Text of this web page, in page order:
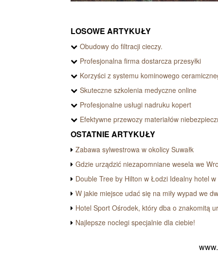
LOSOWE ARTYKUŁY
Obudowy do filtracji cieczy.
Profesjonalna firma dostarcza przesyłki
Korzyści z systemu kominowego
Skuteczne szkolenia medyczne online
Profesjonalne usługi nadruku kopert
Efektywne przewozy materiałów
OSTATNIE ARTYKUŁY
Zabawa sylwestrowa w okolicy Suwałk
Gdzie urządzić niezapomniane wesela we
Double Tree by Hilton w Łodzi Idealny hotel
W jakie miejsce udać się na miły wypad we
Hotel Sport Ośrodek, który dba o znakomitą
Najlepsze noclegi specjalnie dla ciebie!